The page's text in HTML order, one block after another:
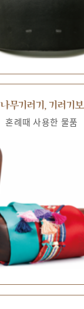
나무기러기, 기러기보
혼례때 사용한 물품